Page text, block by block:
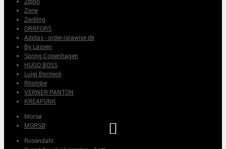
Zone
Zwilling
ORRFORS
Adidas - order-ralawise.dk
By Lassen
Spring Copenhagen
HUGO BOSS
Luigi Bormioli
Rhombe
VERNER PANTON
KREAFUNK
Morsø
MORSØ
Rosendahl
